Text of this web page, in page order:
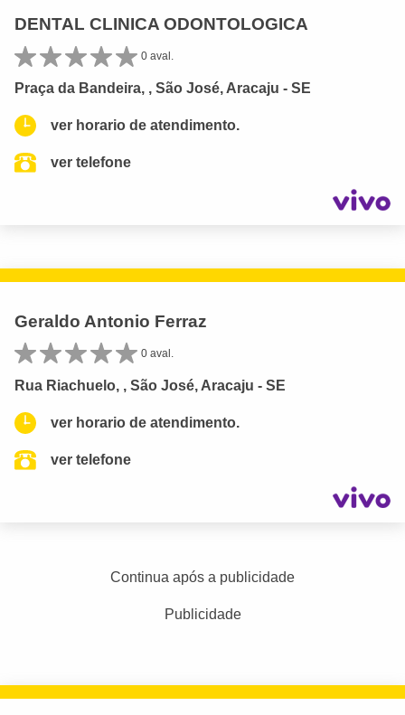
DENTAL CLINICA ODONTOLOGICA
0 aval.
Praça da Bandeira, , São José, Aracaju - SE
ver horario de atendimento.
ver telefone
Geraldo Antonio Ferraz
0 aval.
Rua Riachuelo, , São José, Aracaju - SE
ver horario de atendimento.
ver telefone
Continua após a publicidade
Publicidade